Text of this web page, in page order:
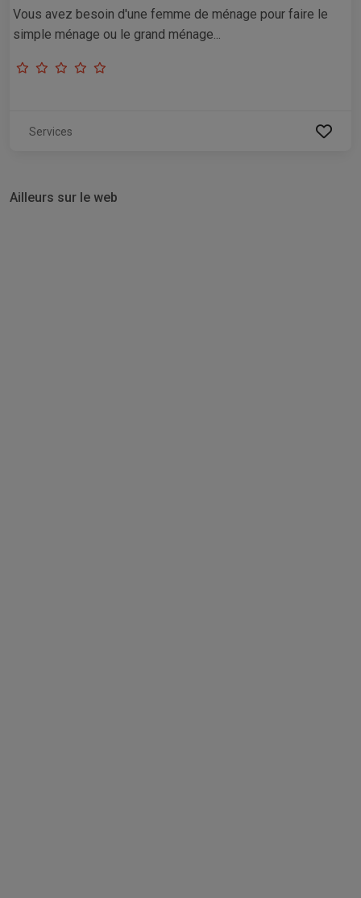
Vous avez besoin d'une femme de ménage pour faire le
simple ménage ou le grand ménage...
Services
Ailleurs sur le web